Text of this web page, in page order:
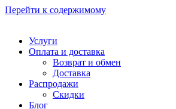
Перейти к содержимому
Услуги
Оплата и доставка
Возврат и обмен
Доставка
Распродажи
Скидки
Блог